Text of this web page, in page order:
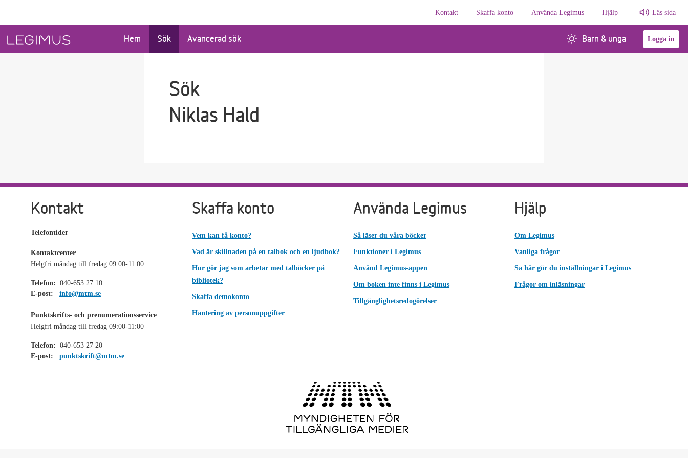
Kontakt
Skaffa konto Använda Legimus Hjälp Läs sida
Hem Sök Avancerad sök Barn & unga Logga in
Sök
Niklas Hald
Kontakt
Telefontider
Kontaktcenter
Helgfri måndag till fredag 09:00-11:00
Telefon: 040-653 27 10
E-post:
info@mtm.se
Punktskrifts- och prenumerationsservice
Helgfri måndag till fredag 09:00-11:00
Telefon: 040-653 27 20
E-post:
punktskrift@mtm.se
Skaffa konto
Vem kan få konto?
Vad är skillnaden på en talbok och en ljudbok?
Hur gör jag som arbetar med talböcker på
bibliotek?
Skaffa demokonto
Hantering av personuppgifter
Använda Legimus
Så läser du våra böcker
Funktioner i Legimus
Använd Legimus-appen
Om boken inte finns i Legimus
Tillgänglighetsredogörelser
Hjälp
Om Legimus
Vanliga frågor
Så här gör du inställningar i Legimus
Frågor om inläsningar